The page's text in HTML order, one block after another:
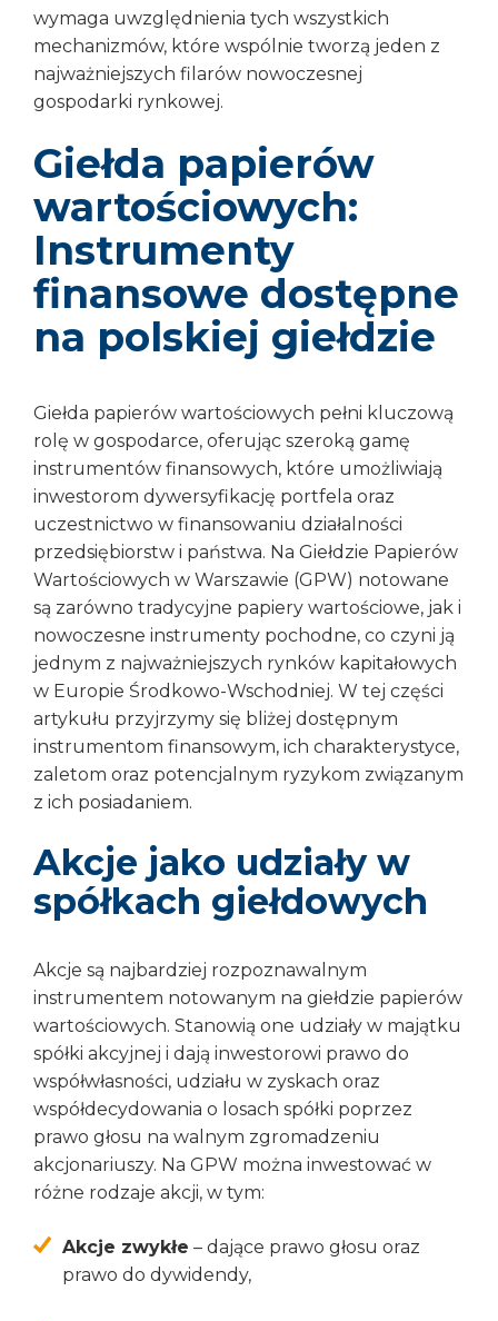
wymaga uwzględnienia tych wszystkich
mechanizmów, które wspólnie tworzą jeden z
najważniejszych filarów nowoczesnej
gospodarki rynkowej.
Giełda papierów
wartościowych:
Instrumenty
finansowe dostępne
na polskiej giełdzie
Giełda papierów wartościowych pełni kluczową
rolę w gospodarce, oferując szeroką gamę
instrumentów finansowych, które umożliwiają
inwestorom dywersyfikację portfela oraz
uczestnictwo w finansowaniu działalności
przedsiębiorstw i państwa. Na Giełdzie Papierów
Wartościowych w Warszawie (GPW) notowane
są zarówno tradycyjne papiery wartościowe, jak i
nowoczesne instrumenty pochodne, co czyni ją
jednym z najważniejszych rynków kapitałowych
w Europie Środkowo-Wschodniej. W tej części
artykułu przyjrzymy się bliżej dostępnym
instrumentom finansowym, ich charakterystyce,
zaletom oraz potencjalnym ryzykom związanym
z ich posiadaniem.
Akcje jako udziały w
spółkach giełdowych
Akcje są najbardziej rozpoznawalnym
instrumentem notowanym na giełdzie papierów
wartościowych. Stanowią one udziały w majątku
spółki akcyjnej i dają inwestorowi prawo do
współwłasności, udziału w zyskach oraz
współdecydowania o losach spółki poprzez
prawo głosu na walnym zgromadzeniu
akcjonariuszy. Na GPW można inwestować w
różne rodzaje akcji, w tym:
Akcje zwykłe – dające prawo głosu oraz
prawo do dywidendy,